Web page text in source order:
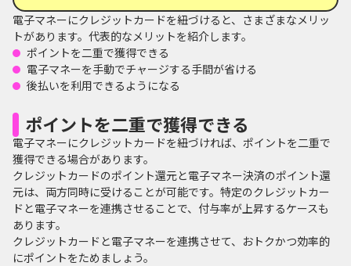
電子マネーにクレジットカードを紐づけると、さまざまなメリッ
トがあります。代表的なメリットを紹介します。
ポイントを二重で獲得できる
電子マネーを手動でチャージする手間が省ける
後払いを利用できるようになる
ポイントを二重で獲得できる
電子マネーにクレジットカードを紐づければ、ポイントを二重で
獲得できる場合があります。
クレジットカードのポイント還元と電子マネー決済のポイント還
元は、両方同時に受けることが可能です。特定のクレジットカー
ドと電子マネーを連携させることで、付与率が上昇するケースも
あります。
クレジットカードと電子マネーを連携させて、おトクかつ効率的
にポイントをためましょう。